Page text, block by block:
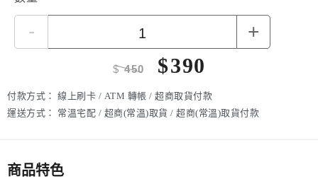
眠，適合睡眠品質差，急躁易怒，食慾重口味， 口臭口乾者
- +
$450 $390
付款方式： 線上刷卡 / ATM 轉帳 / 超商取貨付款
運送方式：
常溫宅配 / 超商(常溫)取貨 / 超商(常溫)取貨付款
商品特色